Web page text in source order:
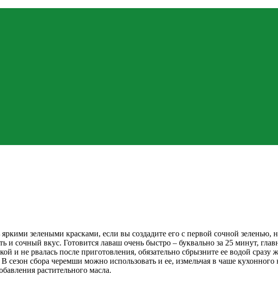
зелеными красками, если вы создадите его с первой сочной
и сочный вкус. Готовится лаваш очень быстро – буквально за 25 минут,
и не рвалась после приготовления, обязательно сбрызните ее водой
сезон сбора черемши можно использовать и ее, измельчая в чаше
растительного масла.